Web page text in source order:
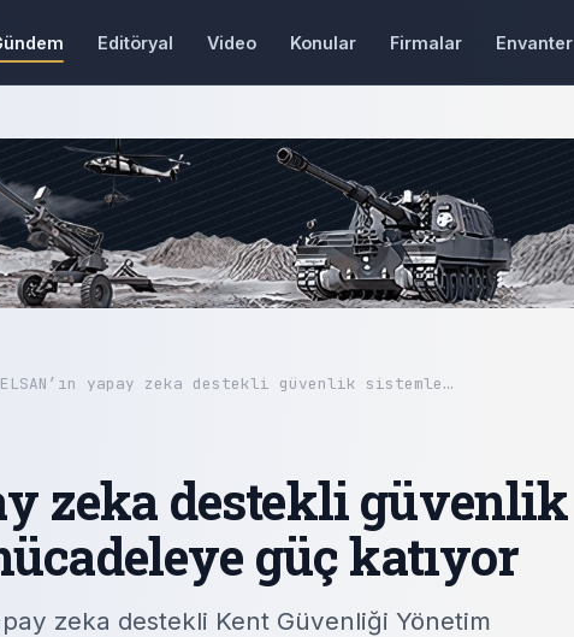
Editöryal Video Konular Firmalar Envanter
yapay zeka destekli güvenlik sistemle…
zeka destekli güvenlik
güç katıyor
zeka destekli Kent Güvenliği Yönetim